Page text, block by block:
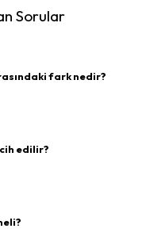
Sorular
fark nedir?
edilir?